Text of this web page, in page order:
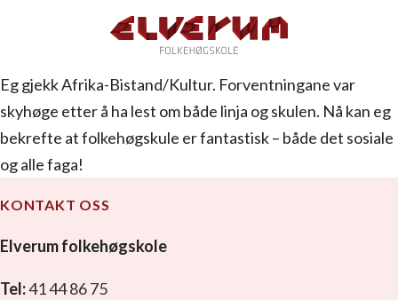
Eg gjekk Afrika-Bistand/Kultur. Forventningane var
skyhøge etter å ha lest om både linja og skulen. Nå kan eg
bekrefte at folkehøgskule er fantastisk – både det sosiale
og alle faga!
KONTAKT OSS
Elverum folkehøgskole
Tel:41 44 86 75